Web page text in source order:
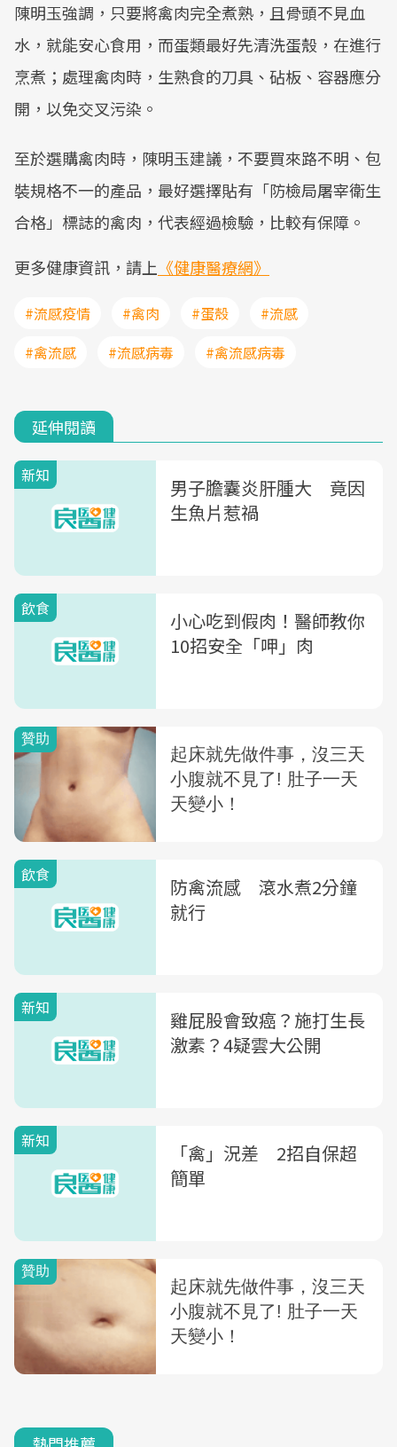
陳明玉強調，只要將禽肉完全煮熟，且骨頭不見血
水，就能安心食用，而蛋類最好先清洗蛋殼，在進行
烹煮；處理禽肉時，生熟食的刀具、砧板、容器應分
開，以免交叉污染。
至於選購禽肉時，陳明玉建議，不要買來路不明、包
裝規格不一的產品，最好選擇貼有「防檢局屠宰衛生
合格」標誌的禽肉，代表經過檢驗，比較有保障。
更多健康資訊，請上 《健康醫療網》
#流感疫情 #禽肉 #蛋殼
#流感
#禽流感
#流感病毒 #禽流感病毒
延伸閱讀
新知
男子膽囊炎肝腫大 竟因
生魚片惹禍
飲食
小心吃到假肉！醫師教你
10招安全「呷」肉
飲食
防禽流感 滾水煮2分鐘
就行
新知
雞屁股會致癌？施打生長
激素？4疑雲大公開
新知
「禽」況差 2招自保超
簡單